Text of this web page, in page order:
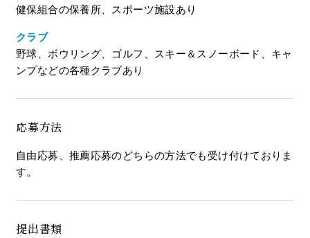
健保組合の保養所、スポーツ施設あり
クラブ
野球、ボウリング、ゴルフ、スキー＆スノーボード、キャ
ンプなどの各種クラブあり
応募方法
自由応募、推薦応募のどちらの方法でも受け付けておりま
す。
提出書類